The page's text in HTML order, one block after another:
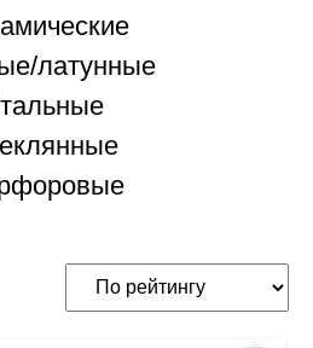
латунные